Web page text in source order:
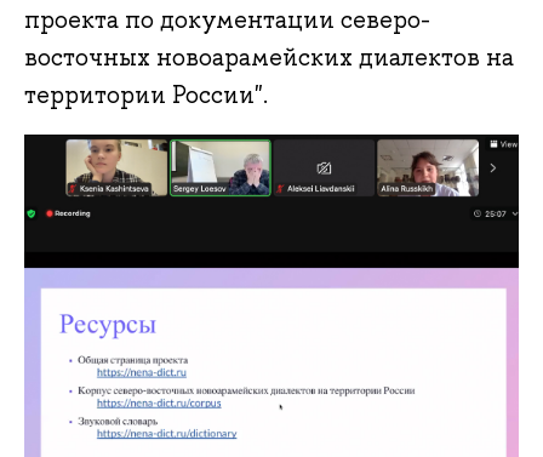
проекта по документации северо-
восточных новоарамейских диалектов на
территории России".